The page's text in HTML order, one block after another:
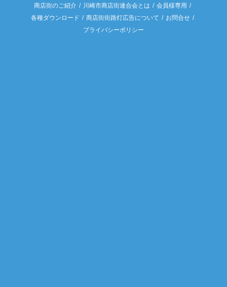
商店街のご紹介 川崎市商店街連合会とは
会員様専用
各種ダウンロード
商店街街路灯広告について
お問合せ
プライバシーポリシー